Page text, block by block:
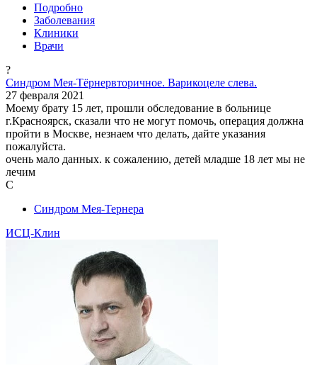
Подробно
Заболевания
Клиники
Врачи
?
Синдром Мея-Тёрнервторичное. Варикоцеле слева.
27 февраля 2021
Моему брату 15 лет, прошли обследование в больнице
г.Красноярск, сказали что не могут помочь, операция должна
пройти в Москве, незнаем что делать, дайте указания
пожалуйста.
очень мало данных. к сожалению, детей младше 18 лет мы не
лечим
С
Синдром Мея-Тернера
ИСЦ-Клин